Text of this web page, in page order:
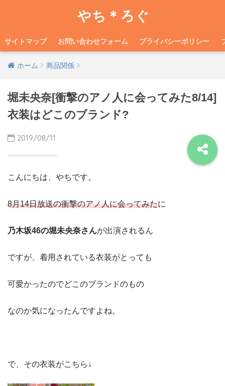
やち＊ろぐ
サイトマップ お問い合わせフォーム プライバシーポリシー
ホーム 商品関係
堀未央奈[衝撃のアノ人に会ってみた8/14]
衣装はどこのブランド?
2019/08/11
こんにちは、やちです。
8月14日放送の衝撃のアノ人に会ってみたに
乃木坂46の堀未央奈さんが出演されるん
ですが、着用されている衣装がとっても
可愛かったのでどこのブランドのもの
なのか気になったんですよね。
で、その衣装がこちら↓